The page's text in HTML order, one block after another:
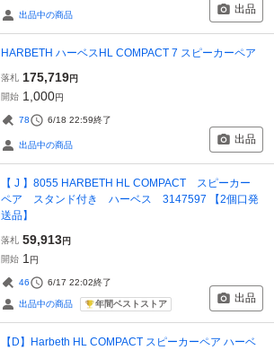
出品中の商品 出品
HARBETH ハーベスHL COMPACT 7 スピーカーペア
落札 175,719円
開始 1,000円
78 6/18 22:59終了
出品中の商品 出品
【 J 】8055 HARBETH HL COMPACT スピーカー
ペア スタンド付き ハーベス 3147597 【2個口発
送品】
落札 59,913円
開始 1 円
46 6/17 22:02終了
出品中の商品 年間ベストストア 出品
【D】Harbeth HL COMPACT スピーカーペア ハーベ